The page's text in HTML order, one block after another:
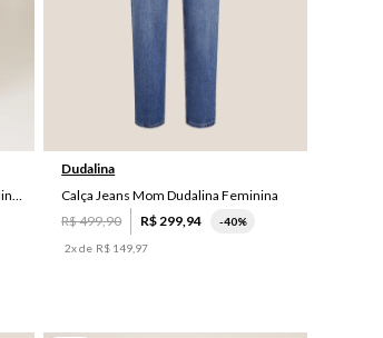
Calça Jeans Wide Leg Melissa Dudalina Feminina
46 42
Dudalina
Calça Jeans Mom Dudalina Feminina
R$499,90 R$ 299 94 -40%
2x de R$ 149 97